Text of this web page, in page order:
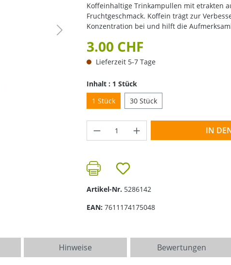
Koffeinhaltige Trinkampullen mit etrakten
Fruchtgeschmack. Koffein trägt zur
Konzentration bei und hilft die
3.00 CHF
Lieferzeit 5-7 Tage
Inhalt : 1 Stück
1 Stück
30 Stück
Produkt Anzahl: Gib den
IN
Artikel-Nr. 5286142
EAN: 7611174175048
Hinweise Bewertungen